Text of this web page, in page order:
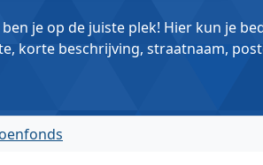
je op de juiste plek! Hier kun je
korte beschrijving, straatnaam,